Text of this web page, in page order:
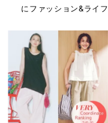
にファッション&ライ